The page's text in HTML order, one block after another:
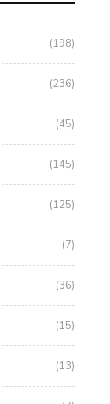
(198)
(236)
(45)
(145)
(125)
(7)
(36)
(15)
(13)